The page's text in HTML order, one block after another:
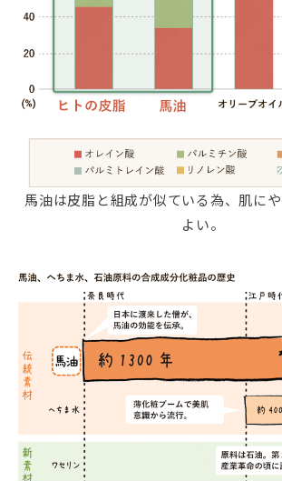
馬油は皮脂と組成が似ている為、肌に
よい。